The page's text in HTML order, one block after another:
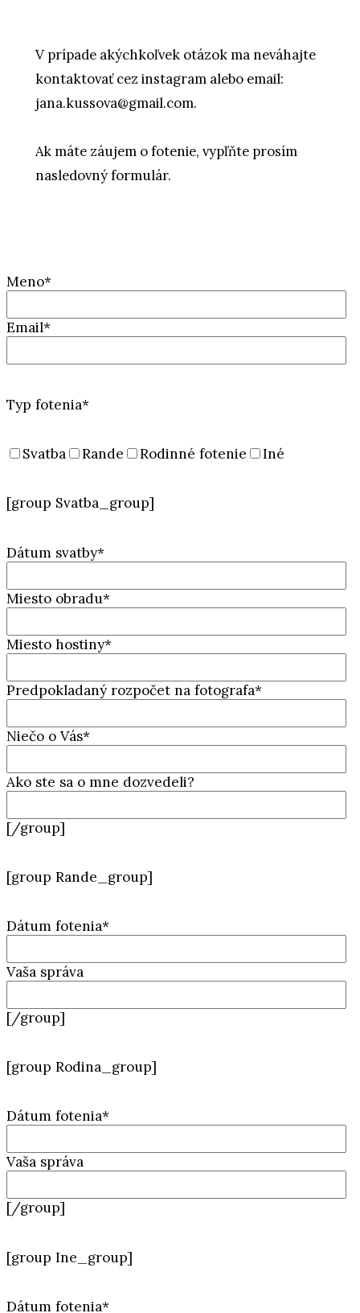
V prípade akýchkoľvek otázok ma neváhajte
kontaktovať cez instagram alebo email:
jana.kussova@gmail.com.
Ak máte záujem o fotenie, vypľňte prosím
nasledovný formulár.
Meno*
Email*
Typ fotenia*
Svatba Rande Rodinné fotenie Iné
[group Svatba_group]
Dátum svatby*
Miesto obradu*
Miesto hostiny*
Predpokladaný rozpočet na fotografa*
Niečo o Vás*
Ako ste sa o mne dozvedeli?
[/group]
[group Rande_group]
Dátum fotenia*
Vaša správa
[/group]
[group Rodina_group]
Dátum fotenia*
Vaša správa
[/group]
[group Ine_group]
Dátum fotenia*